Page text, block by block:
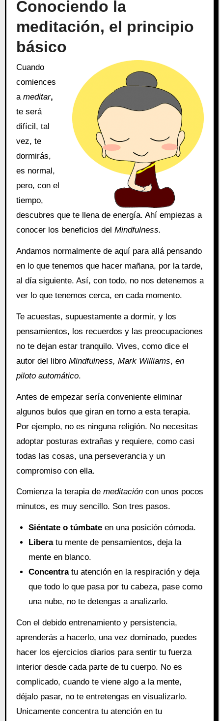
Conociendo la
meditación, el principio
básico
Cuando
comiences
a meditar,
te será
difícil, tal
vez, te
dormirás,
es normal,
pero, con el
tiempo,
descubres que te llena de energía. Ahí empiezas a
conocer los beneficios del Mindfulness.
Andamos normalmente de aquí para allá pensando
en lo que tenemos que hacer mañana, por la tarde,
al día siguiente. Así, con todo, no nos detenemos a
ver lo que tenemos cerca, en cada momento.
Te acuestas, supuestamente a dormir, y los
pensamientos, los recuerdos y las preocupaciones
no te dejan estar tranquilo. Vives, como dice el
autor del libro Mindfulness, Mark Williams, en
piloto automático.
Antes de empezar sería conveniente eliminar
algunos bulos que giran en torno a esta terapia.
Por ejemplo, no es ninguna religión. No necesitas
adoptar posturas extrañas y requiere, como casi
todas las cosas, una perseverancia y un
compromiso con ella.
Comienza la terapia de meditacióncon unos pocos
minutos, es muy sencillo. Son tres pasos.
Siéntate o túmbate en una posición cómoda.
Liberatu mente de pensamientos, deja la
mente en blanco.
Concentratu atención en la respiración y deja
que todo lo que pasa por tu cabeza, pase como
una nube, no te detengas a analizarlo.
Con el debido entrenamiento y persistencia,
aprenderás a hacerlo, una vez dominado, puedes
hacer los ejercicios diarios para sentir tu fuerza
interior desde cada parte de tu cuerpo. No es
complicado, cuando te viene algo a la mente,
déjalo pasar, no te entretengas en visualizarlo.
Unicamente concentra tu atención en tu